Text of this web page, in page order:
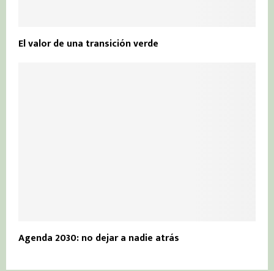
El valor de una transición verde
Agenda 2030: no dejar a nadie atrás